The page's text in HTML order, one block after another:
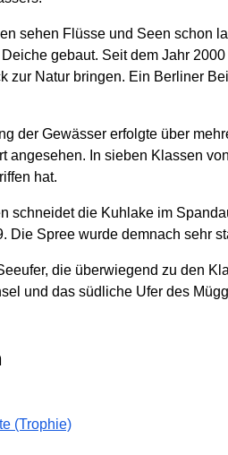
sehen Flüsse und Seen schon
gebaut. Seit dem Jahr
zur Natur bringen. Ein Berliner
der Gewässer erfolgte über
angesehen. In sieben Klassen
hat.
schneidet die Kuhlake im
Die Spree wurde demnach sehr
die überwiegend zu den
und das südliche Ufer des
(Trophie)